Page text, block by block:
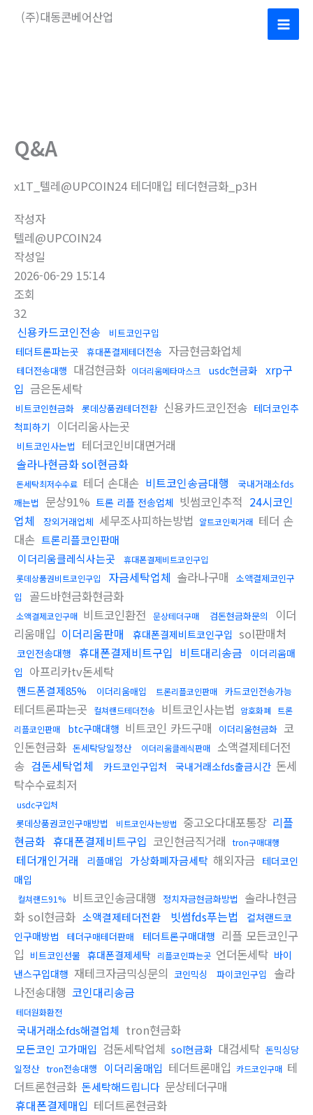
(주)대동콘베어산업
Main
Q&A
x1T_텔레@UPCOIN24 테더매입 테더현금화_p3H
작성자
텔레@UPCOIN24
작성일
2026-06-29 15:14
조회
32
신용카드코인전송
비트코인구입
테더트론파는곳 휴대폰결제테더전송 자금현금화업체
테더전송대행 대검현금화 이더리움메타마스크 usdc현금화 xrp구
입 금은돈세탁
비트코인현금화 롯데상품권테더전환 신용카드코인전송 테더코인추
척피하기
이더리움사는곳
비트코인사는법
테더코인비대면거래
솔라나현금화 sol현금화
돈세탁최저수수료 테더 손대손 비트코인송금대행
국내거래소fds
깨는법
문상91% 트론 리플 전송업체 빗썸코인추적 24시코인
업체
장외거래업체 세무조사피하는방법 알트코인퀵거래 테더 손
대손 트론리플코인판매
이더리움클레식사는곳
휴대폰결제비트코인구입
롯데상품권비트코인구입
자금세탁업체 솔라나구매
소액결제코인구
입
골드바현금화현금화
소액결제코인구매 비트코인환전 문상테더구매 검돈현금화문의
이더
리움매입 이더리움판매 휴대폰결제비트코인구입 sol판매처
코인전송대행 휴대폰결제비트구입 비트대리송금
이더리움매
입 아프리카tv돈세탁
핸드폰결제85% 이더리움매입 트론리플코인판매 카드코인전송가능
테더트론파는곳 컬쳐랜드테더전송 비트코인사는법 암호화폐
트론
리플코인판매
btc구매대행 비트코인 카드구매 이더리움현금화 코
인돈현금화 돈세탁당일정산 이더리움클레식판매
소액결제테더전
송 검돈세탁업체 카드코인구입처 국내거래소fds출금시간 돈세
탁수수료최저
usdc구입처
롯데상품권코인구매방법 비트코인사는방법 중고오다대포통장 리플
현금화 휴대폰결제비트구입 코인현금직거래 tron구매대행
테더개인거래 리플매입 가상화폐자금세탁 해외자금 테더코인
매입
컬쳐랜드91% 비트코인송금대행 정치자금현금화방법
솔라나현금
화 sol현금화 소액결제테더전환 빗썸fds푸는법
컬쳐랜드코
인구매방법
테더구매테더판매 테더트론구매대행 리플 모든코인구
입 비트코인선물 휴대폰결제세탁 리플코인파는곳 언더돈세탁 바이
낸스구입대행 재테크자금믹싱문의 코인믹싱 파이코인구입
솔라
나전송대행 코인대리송금
테더원화환전
국내거래소fds해결업체 tron현금화
모든코인 고가매입 검돈세탁업체 sol현금화 대검세탁 돈믹싱당
일정산 tron전송대행 이더리움매입 테더트론매입 카드코인구매 테
더트론현금화 돈세탁해드립니다 문상테더구매
휴대폰결제매입 테더트론현금화